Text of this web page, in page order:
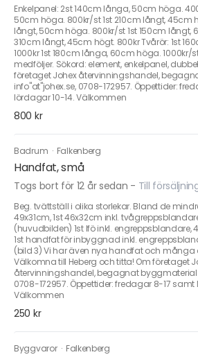
Enkelpanel: 2st 140cm långa, 50cm höga.
50cm höga. 800kr/st 1st 210cm långt, 45cm
långt, 50cm höga. 800kr/st 1st 150cm långt,
310cm långt, 45cm högt. 800kr Tvårör: 1st
1000kr 1st 180cm långa, 60cm höga. 1000kr/
medföljer. Sökord: element, enkelpanel,
företaget Johex återvinningshandel,
info"at"johex.se, 0708-172957. Öppettider:
lördagar 10-14. Välkommen
800 kr
Badrum · Falkenberg
Handfat, små
Togs bort för 12 år sedan - Till
Beg. tvättställ i olika storlekar. Bland de
49x31cm, 1st 46x32cm inkl.
(huvudbilden) 1st Ifö inkl. engreppsblandare,
1st handfat för inbyggnad inkl.
(bild 3) Vi har även nya handfat och många
Välkomna till Heberg och titta! Om företaget
återvinningshandel, begagnat byggmaterial
0708-172957. Öppettider: fredagar 8-17 samt
Välkommen
250 kr
Byggvaror · Falkenberg